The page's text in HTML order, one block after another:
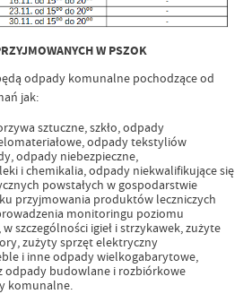
W PSZOK
odpady komunalne pochodzące od
jak:
sztuczne, szkło, odpady
odpady tekstyliów
odpady niebezpieczne,
i chemikalia, odpady niekwalifikujące się
powstałych w gospodarstwie
przyjmowania produktów leczniczych
monitoringu poziomu
szczególności igieł i strzykawek, zużyte
zużyty sprzęt elektryczny
i inne odpady wielkogabarytowe,
odpady budowlane i rozbiórkowe
komunalne.